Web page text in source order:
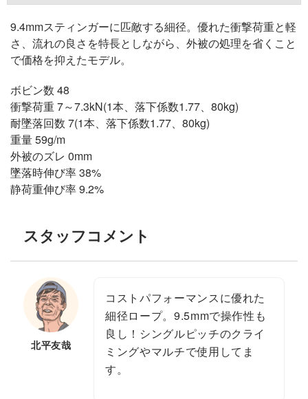
9.4mmスティンガーに匹敵する細径。優れた衝撃荷重と軽
さ、流れの良さを特長としながら、外被の処理を省くこと
で価格を抑えたモデル。
ボビン数 48
衝撃荷重 7～7.3kN(1本、落下係数1.77、80kg)
耐墜落回数 7(1本、落下係数1.77、80kg)
重量 59g/m
外被のズレ 0mm
墜落時伸び率 38%
静荷重伸び率 9.2%
スタッフコメント
北平友哉
コストパフォーマンスに優れた
細径ロープ。9.5mmで操作性も
良し！シングルピッチのクライ
ミングやマルチで使用してま
す。